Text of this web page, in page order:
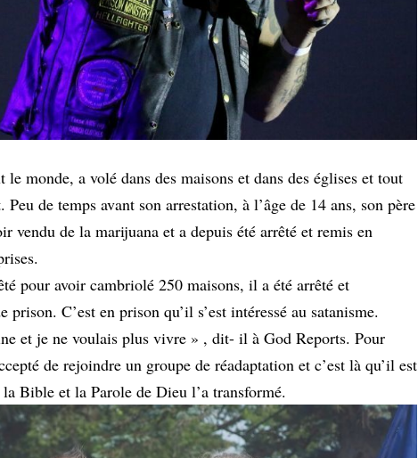
le monde, a volé dans des maisons et dans des églises et tout
de temps avant son arrestation, à l’âge de 14 ans, son père
vendu de la marijuana et a depuis été arrêté et remis en
pour avoir cambriolé 250 maisons, il a été arrêté et
prison. C’est en prison qu’il s’est intéressé au satanisme.
et je ne voulais plus vivre » , dit- il à God Reports. Pour
de rejoindre un groupe de réadaptation et c’est là qu’il est
Bible et la Parole de Dieu l’a transformé.